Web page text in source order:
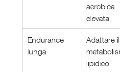
aerobica
elevata
Endurance
lunga
Adattare il
lipidico